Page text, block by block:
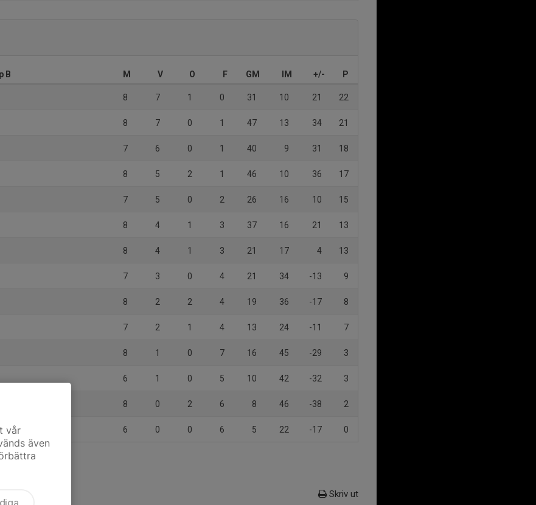
B M V O F GM IM +/- P
8 7 1 0 31 10 21 22
8 7 0 1 47 13 34 21
7 6 0 1 40 9 31 18
8 5 2 1 46 10 36 17
7 5 0 2 26 16 10 15
8 4 1 3 37 16 21 13
8 4 1 3 21 17 4 13
7 3 0 4 21 34 -13 9
8 2 2 4 19 36 -17 8
7 2 1 4 13 24 -11 7
8 1 0 7 16 45 -29 3
6 1 0 5 10 42 -32 3
8 0 2 6 8 46 -38 2
6 0 0 6 5 22 -17 0
Skriv ut
vår
även